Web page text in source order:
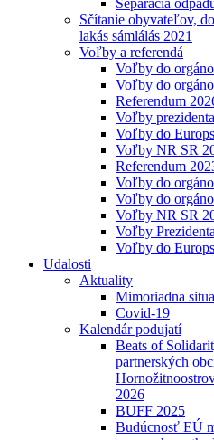
Separácia
Sčítanie obyvateľov,
lakás sámlálás 2021
Voľby a referendá
Voľby do
Voľby do
Referendum
Voľby
Voľby do
Voľby NR SR
Referendum
Voľby do
Voľby do
Voľby NR SR
Voľby Prezidenta
Voľby do
Udalosti
Aktuality
Mimoriadna
Covid-19
Kalendár podujatí
Beats of
partnerských
2026
BUFF 2025
Budúcnosť EÚ